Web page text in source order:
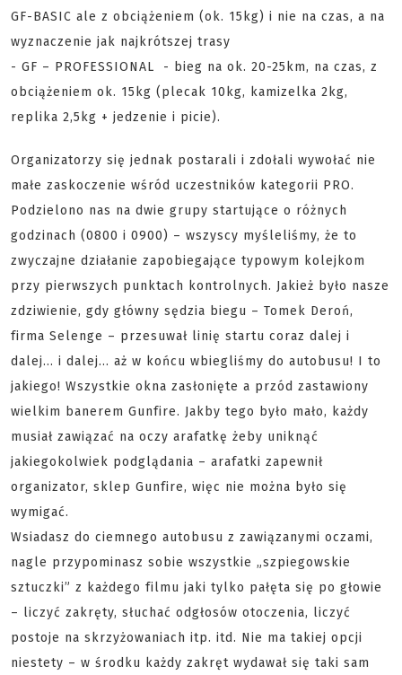
GF-BASIC ale z obciążeniem (ok. 15kg) i nie na czas, a na
wyznaczenie jak najkrótszej trasy
- GF – PROFESSIONAL - bieg na ok. 20-25km, na czas, z
obciążeniem ok. 15kg (plecak 10kg, kamizelka 2kg,
replika 2,5kg + jedzenie i picie).
Organizatorzy się jednak postarali i zdołali wywołać nie
małe zaskoczenie wśród uczestników kategorii PRO.
Podzielono nas na dwie grupy startujące o różnych
godzinach (0800 i 0900) – wszyscy myśleliśmy, że to
zwyczajne działanie zapobiegające typowym kolejkom
przy pierwszych punktach kontrolnych. Jakież było nasze
zdziwienie, gdy główny sędzia biegu – Tomek Deroń,
firma Selenge – przesuwał linię startu coraz dalej i
dalej… i dalej… aż w końcu wbiegliśmy do autobusu! I to
jakiego! Wszystkie okna zasłonięte a przód zastawiony
wielkim banerem Gunfire. Jakby tego było mało, każdy
musiał zawiązać na oczy arafatkę żeby uniknąć
jakiegokolwiek podglądania – arafatki zapewnił
organizator, sklep Gunfire, więc nie można było się
wymigać.
Wsiadasz do ciemnego autobusu z zawiązanymi oczami,
nagle przypominasz sobie wszystkie „szpiegowskie
sztuczki” z każdego filmu jaki tylko pałęta się po głowie
– liczyć zakręty, słuchać odgłosów otoczenia, liczyć
postoje na skrzyżowaniach itp. itd. Nie ma takiej opcji
niestety – w środku każdy zakręt wydawał się taki sam